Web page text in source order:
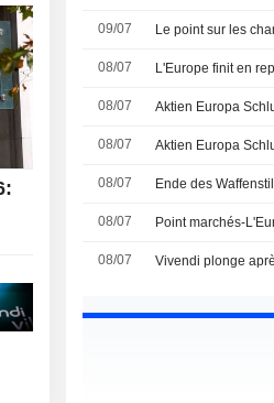
09/07 Le point sur les
08/07 L'Europe finit en
08/07 Aktien Europa
08/07 Aktien Europa
08/07 Ende des
08/07 Point marchés-
08/07 Vivendi plonge